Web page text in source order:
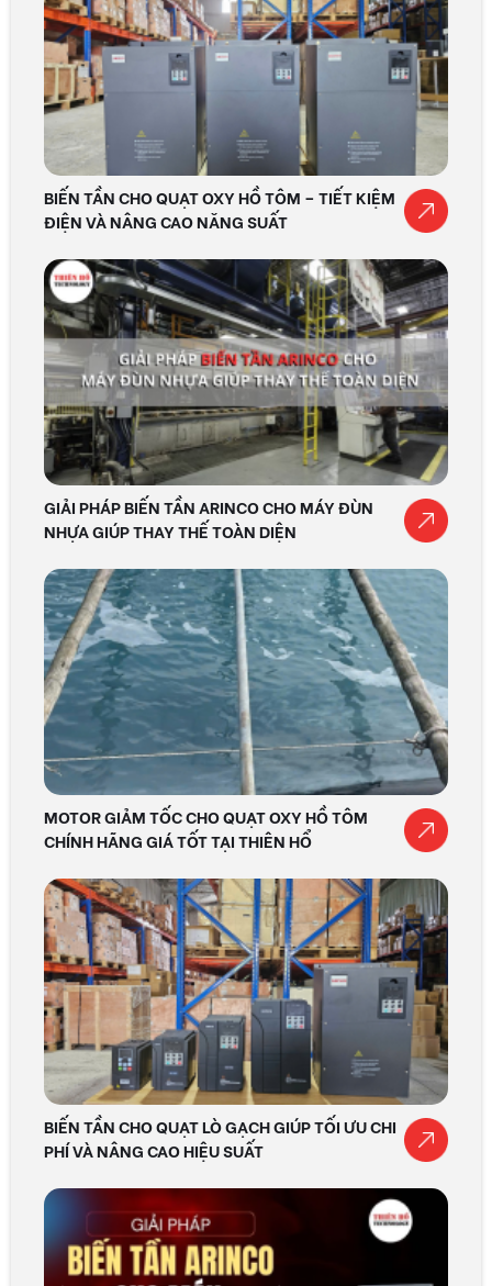
BIẾN TẦN CHO QUẠT OXY HỒ TÔM – TIẾT KIỆM
ĐIỆN VÀ NÂNG CAO NĂNG SUẤT
GIẢI PHÁP BIẾN TẦN ARINCO CHO MÁY ĐÙN
NHỰA GIÚP THAY THẾ TOÀN DIỆN
MOTOR GIẢM TỐC CHO QUẠT OXY HỒ TÔM
CHÍNH HÃNG GIÁ TỐT TẠI THIÊN HỔ
BIẾN TẦN CHO QUẠT LÒ GẠCH GIÚP TỐI ƯU CHI
PHÍ VÀ NÂNG CAO HIỆU SUẤT